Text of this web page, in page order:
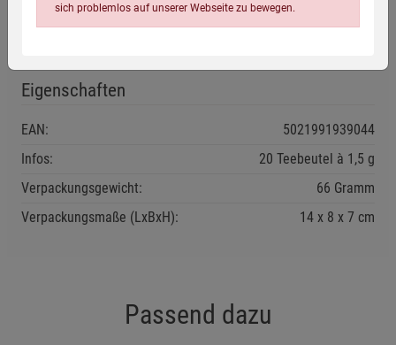
Kühl und trocken lagern.
Eigenschaften
EAN:
5021991939044
Infos:
20 Teebeutel à 1,5 g
Verpackungsgewicht:
66 Gramm
Verpackungsmaße (LxBxH):
14 8 7 cm
Passend dazu
sich problemlos auf unserer Webseite zu bewegen.
Einstellungen speichern für die GruppeEinstellungen speichern für die Gruppe
Zurück Einstellungen speichern für die Gruppe
Einwilligung nicht erteilen
Cookie-Informationenanzeigen